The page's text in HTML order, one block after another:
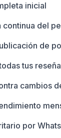
inicial
continua del
de
tus
cambios
por